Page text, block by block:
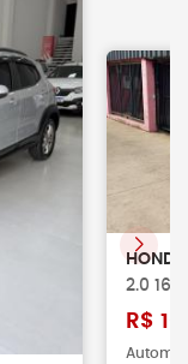
2.0
R$